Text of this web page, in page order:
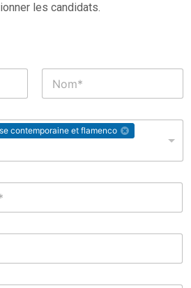
les candidats.
contemporaine et flamenco